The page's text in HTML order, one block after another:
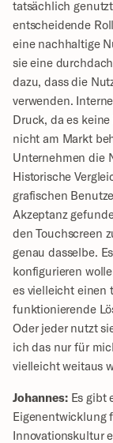
tatsächlich
entscheidende
eine nachhaltige
sie eine
dazu, dass die
verwenden.
Druck, da es
nicht am Markt
Unternehmen die
Historische
grafischen
Akzeptanz
den Touchscreen
genau dasselbe.
konfigurieren
es vielleicht einen
funktionierende
Oder jeder nutzt
ich das nur für
vielleicht weitaus
Johannes: Es gibt
Eigenentwicklung
Innovationskultur